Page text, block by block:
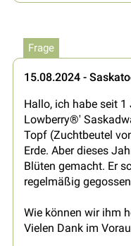
Frage
15.08.2024 -
Hallo, ich habe seit
Lowberry®'
Topf (Zuchtbeutel
Erde. Aber dieses
Blüten gemacht. Er
regelmäßig
Wie können wir ihm
Vielen Dank im